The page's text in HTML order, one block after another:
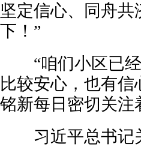
坚定信心、同舟
下！”
“咱们小区已经
比较安心，也有
铭新每日密切关注
习近平总书记关